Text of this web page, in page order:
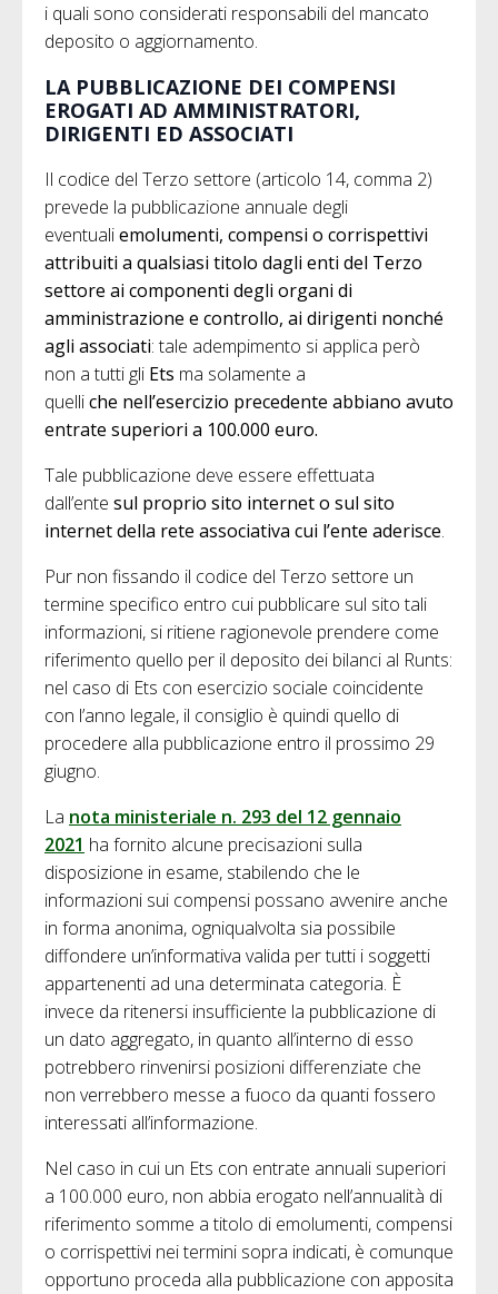
i quali sono considerati responsabili del mancato
deposito o aggiornamento.
LA PUBBLICAZIONE DEI COMPENSI
EROGATI AD AMMINISTRATORI,
DIRIGENTI ED ASSOCIATI
Il codice del Terzo settore (articolo 14, comma 2)
prevede la pubblicazione annuale degli
eventualiemolumenti, compensi o corrispettivi
attribuiti a qualsiasi titolo dagli enti del Terzo
settore ai componenti degli organi di
amministrazione e controllo, ai dirigenti nonché
agli associati: tale adempimento si applica però
non a tutti gli Ets ma solamente a
quelliche nell’esercizio precedente abbiano avuto
entrate superiori a 100.000 euro.
Tale pubblicazione deve essere effettuata
dall’ente sul proprio sito internet o sul sito
internet della rete associativa cui l’ente aderisce.
Pur non fissando il codice del Terzo settore un
termine specifico entro cui pubblicare sul sito tali
informazioni, si ritiene ragionevole prendere come
riferimento quello per il deposito dei bilanci al Runts:
nel caso di Ets con esercizio sociale coincidente
con l’anno legale, il consiglio è quindi quello di
procedere alla pubblicazione entro il prossimo 29
giugno.
La nota ministeriale n. 293 del 12 gennaio
2021 ha fornito alcune precisazioni sulla
disposizione in esame, stabilendo che le
informazioni sui compensi possano avvenire anche
in forma anonima, ogniqualvolta sia possibile
diffondere un’informativa valida per tutti i soggetti
appartenenti ad una determinata categoria. È
invece da ritenersi insufficiente la pubblicazione di
un dato aggregato, in quanto all’interno di esso
potrebbero rinvenirsi posizioni differenziate che
non verrebbero messe a fuoco da quanti fossero
interessati all’informazione.
Nel caso in cui un Ets con entrate annuali superiori
a 100.000 euro, non abbia erogato nell’annualità di
riferimento somme a titolo di emolumenti, compensi
o corrispettivi nei termini sopra indicati, è comunque
opportuno proceda alla pubblicazione con apposita